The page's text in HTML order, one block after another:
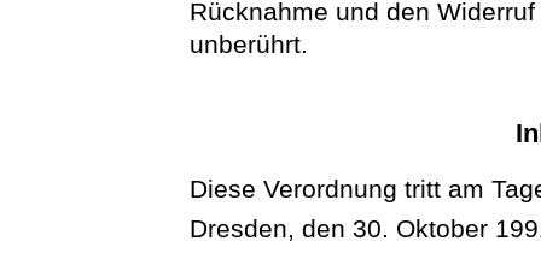
Rücknahme und den
unberührt.
Diese Verordnung tritt am
Dresden, den 30. Oktober